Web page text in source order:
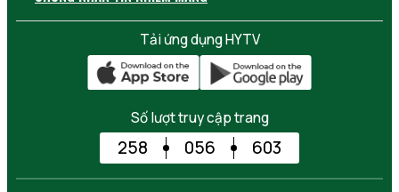
Tải ứng dụng HYTV
Số lượt truy cập trang
258 056 603